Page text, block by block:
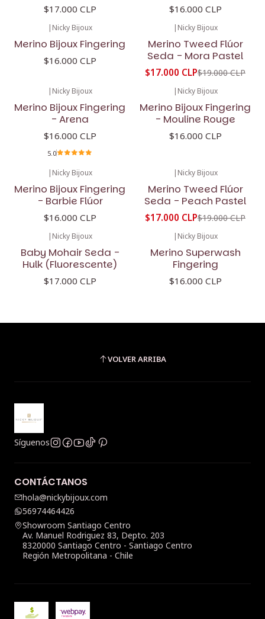
$17.000 CLP $16.000 CLP
| Nicky Bijoux
Merino Bijoux Fingering
$16.000 CLP
| Nicky Bijoux
Merino Tweed Flúor
Seda - Mora Pastel
$17.000 CLP$19.000 CLP
| Nicky Bijoux
Merino Bijoux Fingering
- Arena
$16.000 CLP
5.0
| Nicky Bijoux
Merino Bijoux Fingering
- Mouline Rouge
$16.000 CLP
| Nicky Bijoux
Merino Bijoux Fingering
- Barbie Flúor
$16.000 CLP
| Nicky Bijoux
Merino Tweed Flúor
Seda - Peach Pastel
$17.000 CLP$19.000 CLP
| Nicky Bijoux
Baby Mohair Seda -
Hulk (Fluorescente)
$17.000 CLP
| Nicky Bijoux
Merino Superwash
Fingering
$16.000 CLP
VOLVER ARRIBA
Síguenos
CONTÁCTANOS
hola@nickybijoux.com
56974464426
Showroom Santiago Centro
Av. Manuel Rodriguez 83, Depto. 203
8320000 Santiago Centro - Santiago Centro
Región Metropolitana - Chile